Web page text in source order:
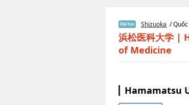
Shizuoka /
浜松医科大学 |
of Medicine
Hamamatsu